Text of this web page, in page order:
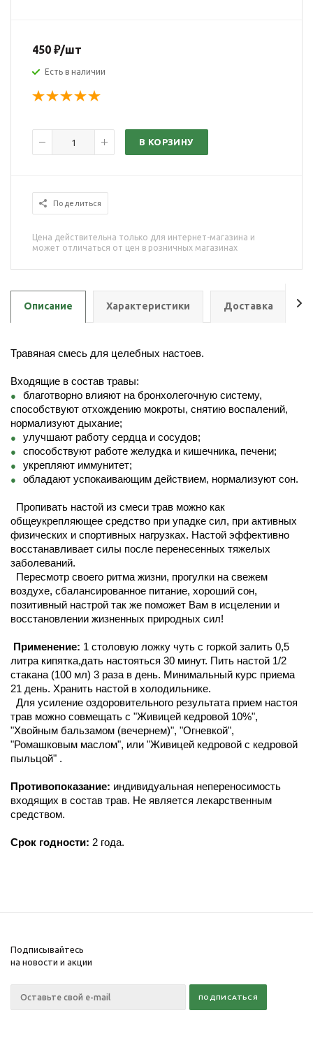
450 ₽/шт
Есть в наличии
В КОРЗИНУ
Поделиться
Цена действительна только для интернет-магазина и
может отличаться от цен в розничных магазинах
Описание Характеристики Доставка
Травяная смесь для целебных настоев.
Входящие в состав травы:
благотворно влияют на бронхолегочную систему,
способствуют отхождению мокроты, снятию воспалений,
нормализуют дыхание;
улучшают работу сердца и сосудов;
способствуют работе желудка и кишечника, печени;
укрепляют иммунитет;
обладают успокаивающим действием, нормализуют сон.
Пропивать настой из смеси трав можно как
общеукрепляющее средство при упадке сил, при активных
физических и спортивных нагрузках. Настой эффективно
восстанавливает силы после перенесенных тяжелых
заболеваний.
Пересмотр своего ритма жизни, прогулки на свежем
воздухе, сбалансированное питание, хороший сон,
позитивный настрой так же поможет Вам в исцелении и
восстановлении жизненных природных сил!
Применение: 1 столовую ложку чуть с горкой залить 0,5
литра кипятка,дать настояться 30 минут. Пить настой 1/2
стакана (100 мл) 3 раза в день. Минимальный курс приема
21 день. Хранить настой в холодильнике.
Для усиление оздоровительного результата прием настоя
трав можно совмещать с "Живицей кедровой 10%",
"Хвойным бальзамом (вечернем)", "Огневкой",
"Ромашковым маслом", или "Живицей кедровой с кедровой
пыльцой" .
Противопоказание: индивидуальная непереносимость
входящих в состав трав. Не является лекарственным
средством.
Срок годности: 2 года.
Подписывайтесь
на новости и акции